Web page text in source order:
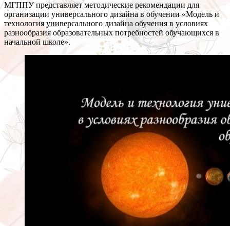
МГППУ представляет методические рекомендации для
организации универсального дизайна в обучении «Модель и
технология универсального дизайна обучения в условиях
разнообразия образовательных потребностей обучающихся в
начальной школе».